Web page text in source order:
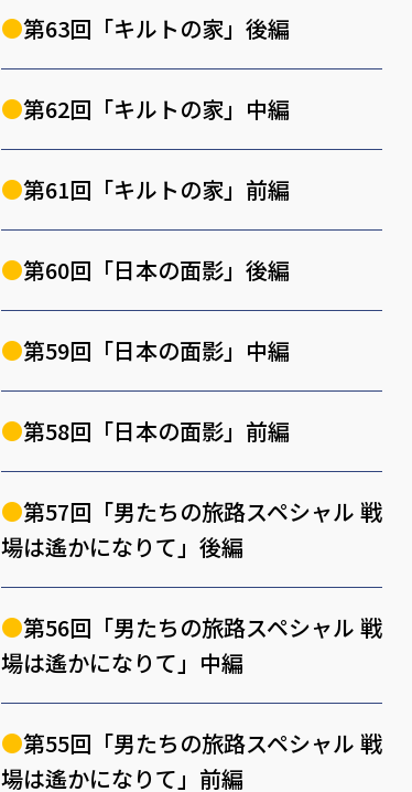
第63回「キルトの家」後編
第62回「キルトの家」中編
第61回「キルトの家」前編
第60回「日本の面影」後編
第59回「日本の面影」中編
第58回「日本の面影」前編
第57回「男たちの旅路スペシャル 戦
場は遙かになりて」後編
第56回「男たちの旅路スペシャル 戦
場は遙かになりて」中編
第55回「男たちの旅路スペシャル 戦
場は遙かになりて」前編